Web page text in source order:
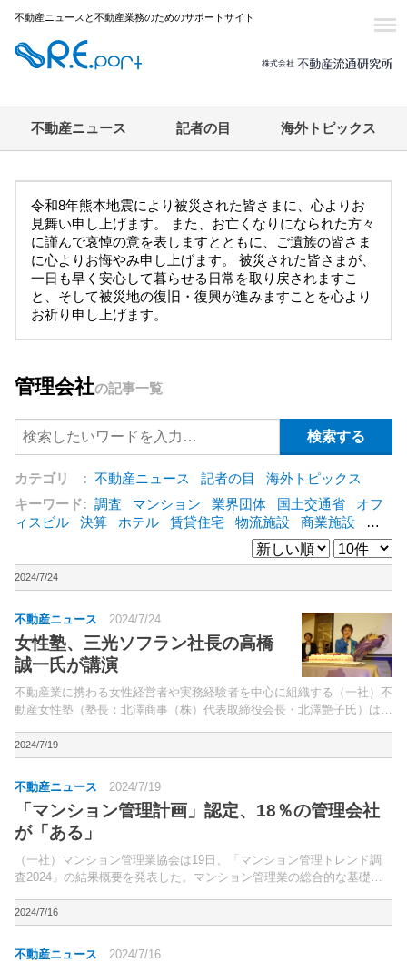
不動産ニュースと不動産業務のためのサポートサイト
不動産ニュース 記者の目 海外トピックス
令和8年熊本地震により被災された皆さまに、心よりお
見舞い申し上げます。 また、お亡くなりになられた方々
に謹んで哀悼の意を表しますとともに、ご遺族の皆さま
に心よりお悔やみ申し上げます。 被災された皆さまが、
一日も早く安心して暮らせる日常を取り戻されますこ
と、そして被災地の復旧・復興が進みますことを心より
お祈り申し上げます。
管理会社の記事一覧
カテゴリ : 不動産ニュース 記者の目
海外トピックス
キーワード: 調査 マンション 業界団体 国土交通省
オフ
ィスビル
決算 ホテル 賃貸住宅 物流施設 商業施設
海
東急不動産 賃料
ア
野村不動産 ZEH [+]
2024/7/24
不動産ニュース 2024/7/24
女性塾、三光ソフラン社長の高橋
誠一氏が講演
不動産業に携わる女性経営者や実務経験者を中心に組織する（一社）不
動産女性塾（塾長：北澤商事（株）代表取締役会長・北澤艶子氏）は
た北澤塾長は「本日、私は卒寿を迎えた。
2024/7/19
不動産ニュース 2024/7/19
「マンション管理計画」認定、18％の管理会社
が「ある」
（一社）マンション管理業協会は19日、「マンション管理トレンド調
査2024」の結果概要を発表した。マンション管理業の総合的な基礎資
2024/7/16
不動産ニュース 2024/7/16